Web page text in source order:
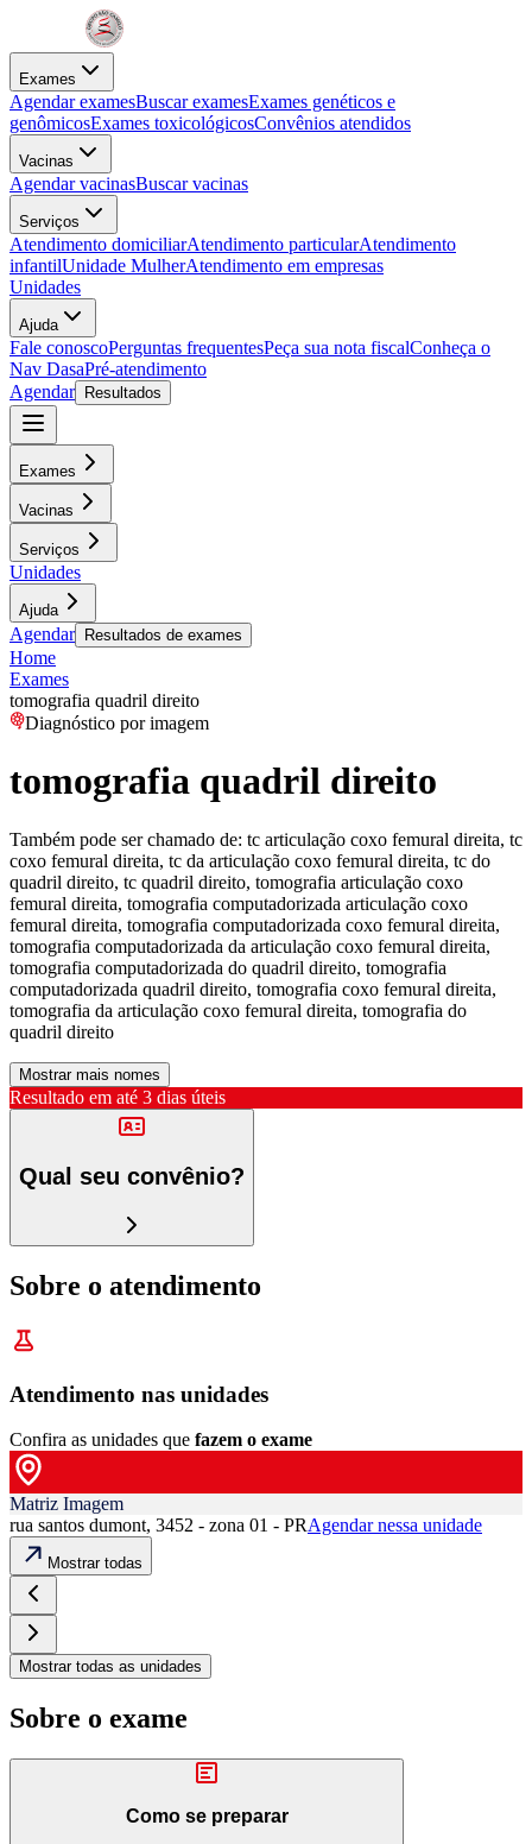
Exames
Agendar examesBuscar examesExames genéticos e
genômicosExames toxicológicosConvênios atendidos
Vacinas
Agendar vacinasBuscar vacinas
Serviços
Atendimento domiciliarAtendimento particularAtendimento
infantilUnidade MulherAtendimento em empresas
Unidades
Ajuda
Fale conoscoPerguntas frequentesPeça sua nota fiscalConheça o
Nav DasaPré-atendimento
Agendar
Resultados
Exames
Vacinas
Serviços
Unidades
Ajuda
Agendar Resultados de exames
Home
Exames
tomografia quadril direito
Diagnóstico por imagem
tomografia quadril direito
Também pode ser chamado de: tc articulação coxo femural direita, tc
coxo femural direita, tc da articulação coxo femural direita, tc do
quadril direito, tc quadril direito, tomografia articulação coxo
femural direita, tomografia computadorizada articulação coxo
femural direita, tomografia computadorizada coxo femural direita,
tomografia computadorizada da articulação coxo femural direita,
tomografia computadorizada do quadril direito, tomografia
computadorizada quadril direito, tomografia coxo femural direita,
tomografia da articulação coxo femural direita, tomografia do
quadril direito
Mostrar mais nomes
Resultado em até 3 dias úteis
Qual seu convênio?
Sobre o atendimento
Atendimento nas unidades
Confira as unidades que fazem o exame
Matriz Imagem
rua santos dumont, 3452 - zona 01 - PRAgendar nessa unidade
Mostrar todas
Mostrar todas as unidades
Sobre o exame
Como se preparar